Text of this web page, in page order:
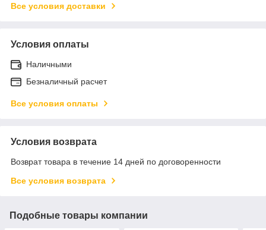
Все условия доставки
Условия оплаты
Наличными
Безналичный расчет
Все условия оплаты
Условия возврата
Возврат товара в течение 14 дней по договоренности
Все условия возврата
Подобные товары компании